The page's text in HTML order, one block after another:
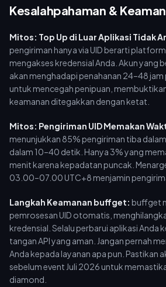
Kesalahpahaman &
Mitos: Top Up di Luar Aplikasi Tidak
pengiriman hanya via UID berarti
mengakses kredensial Anda. Akun yang
akan menghadapi penahanan 24–48
untuk mencegah penipuan,
keamanan ditegakkan dengan ketat.
Mitos: Pengiriman UID Memakan
menunjukkan 85% pengiriman tiba
dalam 10–40 detik. Hanya 3% yang
menit karena kepadatan puncak.
03.00–07.00 UTC+8 menjamin
Langkah Keamanan buffget: buffget
pemrosesan UID otomatis,
kredensial. Selalu perbarui aplikasi Anda
tangan API yang aman. Jangan pernah
Anda kepada layanan apa pun. Pastikan
sebelum event Juli 2026 untuk
diamond.